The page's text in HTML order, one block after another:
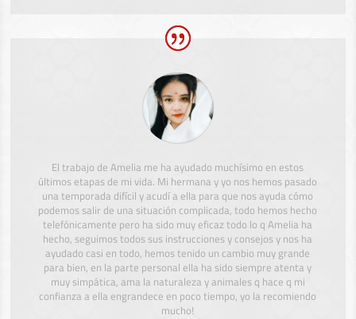
El trabajo de Amelia me ha ayudado muchísimo en estos
últimos etapas de mi vida. Mi hermana y yo nos hemos pasado
una temporada difícil y acudí a ella para que nos ayuda cómo
podemos salir de una situación complicada, todo hemos hecho
telefónicamente pero ha sido muy eficaz todo lo q Amelia ha
hecho, seguimos todos sus instrucciones y consejos y nos ha
ayudado casi en todo, hemos tenido un cambio muy grande
para bien, en la parte personal ella ha sido siempre atenta y
muy simpática, ama la naturaleza y animales q hace q mi
confianza a ella engrandece en poco tiempo, yo la recomiendo
mucho!